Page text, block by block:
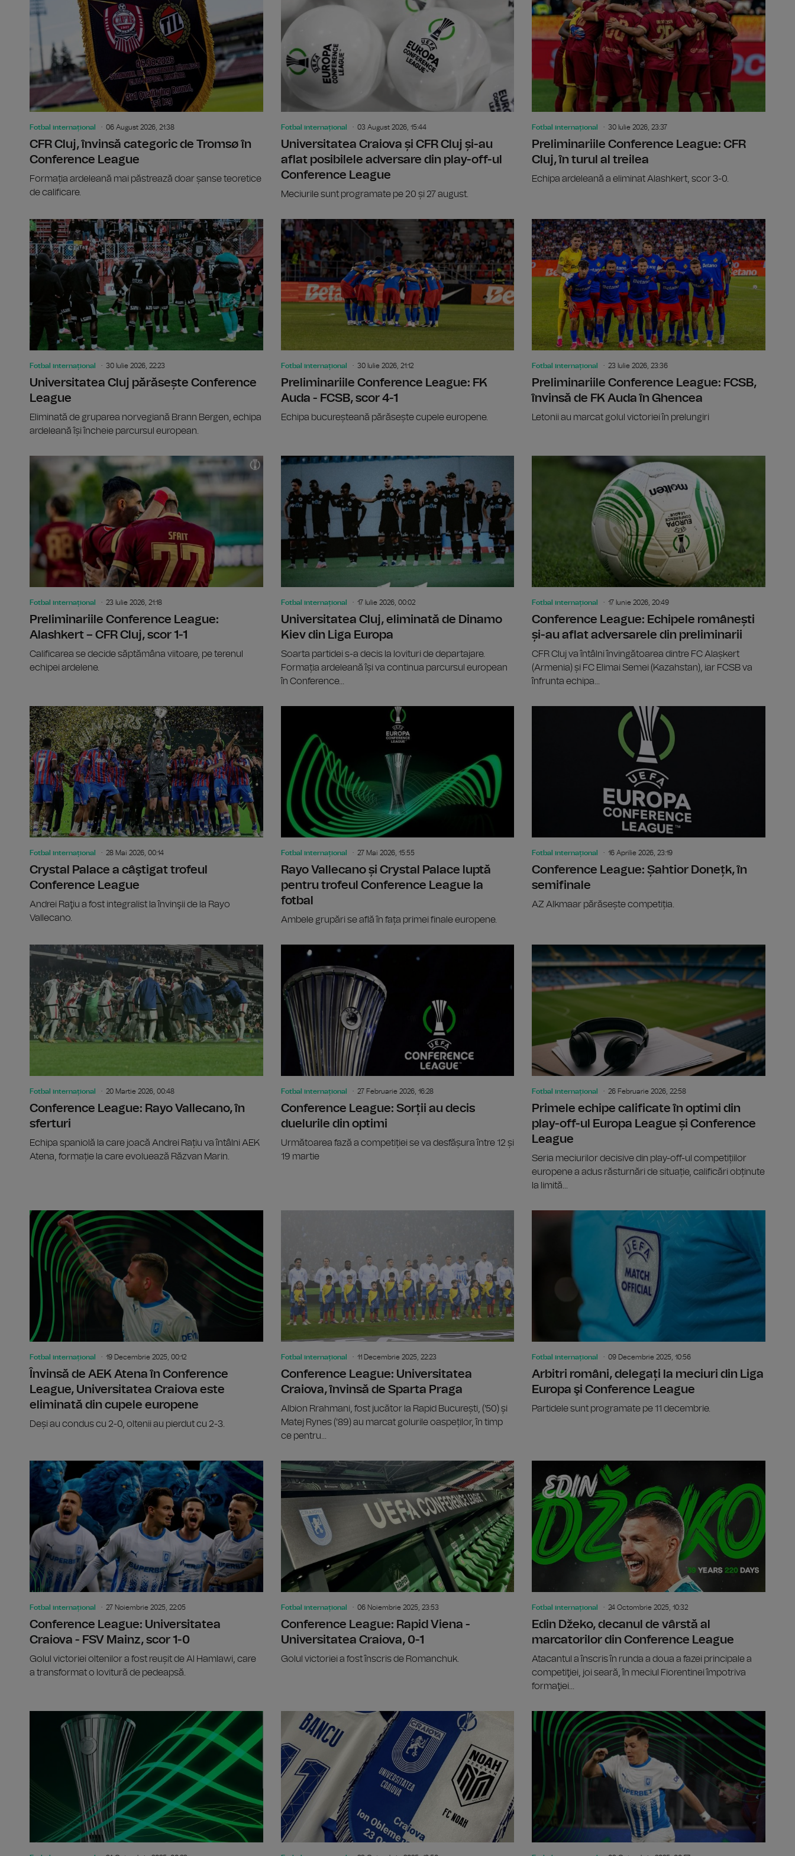
Fotbal internațional 06 August 2026, 21:38
CFR Cluj, învinsă categoric de Tromsø în
Conference League
Formația ardeleană mai păstrează doar șanse teoretice
de calificare.
Fotbal internațional 03 August 2026, 15:44
Universitatea Craiova și CFR Cluj și-au
aflat posibilele adversare din play-off-ul
Conference League
Meciurile sunt programate pe 20 și 27 august.
Fotbal internațional 30 Iulie 2026, 23:37
Preliminariile Conference League: CFR
Cluj, în turul al treilea
Echipa ardeleană a eliminat Alashkert, scor 3-0.
Fotbal internațional 30 Iulie 2026, 22:23
Universitatea Cluj părăsește Conference
League
Eliminată de gruparea norvegiană Brann Bergen, echipa
ardeleană își încheie parcursul european.
Universitatea Cluj părăsește Conference League
Fotbal internațional 30 Iulie 2026, 21:12
Preliminariile Conference League: FK
Auda - FCSB, scor 4-1
Echipa bucureșteană părăsește cupele europene.
Fotbal internațional 23 Iulie 2026, 23:36
Preliminariile Conference League: FCSB,
învinsă de FK Auda în Ghencea
Letonii au marcat golul victoriei în prelungiri
Fotbal internațional 23 Iulie 2026, 21:18
Preliminariile Conference League:
Alashkert – CFR Cluj, scor 1-1
Calificarea se decide săptămâna viitoare, pe terenul
echipei ardelene.
Preliminariile Conference League: Alashkert – CFR Cluj, scor 1-1
Fotbal internațional 17 Iulie 2026, 00:02
Universitatea Cluj, eliminată de Dinamo
Kiev din Liga Europa
Soarta partidei s-a decis la lovituri de departajare.
Formația ardeleană își va continua parcursul european
în Conference...
Fotbal internațional 17 Iunie 2026, 20:49
Conference League: Echipele românești
și-au aflat adversarele din preliminarii
CFR Cluj va întâlni învingătoarea dintre FC Alașkert
(Armenia) și FC Elimai Semei (Kazahstan), iar FCSB va
înfrunta echipa...
Fotbal internațional 28 Mai 2026, 00:14
Crystal Palace a câştigat trofeul
Conference League
Andrei Raţiu a fost integralist la învinşii de la Rayo
Vallecano.
Crystal Palace a câştigat trofeul Conference League
Fotbal internațional 27 Mai 2026, 15:55
Rayo Vallecano și Crystal Palace luptă
pentru trofeul Conference League la
fotbal
Ambele grupări se află în fața primei finale europene.
Fotbal internațional 16 Aprilie 2026, 23:19
Conference League: Șahtior Donețk, în
semifinale
AZ Alkmaar părăsește competiția.
Fotbal internațional 20 Martie 2026, 00:48
Conference League: Rayo Vallecano, în
sferturi
Echipa spaniolă la care joacă Andrei Rațiu va întâlni AEK
Atena, formație la care evoluează Răzvan Marin.
Conference League: Rayo Vallecano, în sferturi
Fotbal internațional 27 Februarie 2026, 16:28
Conference League: Sorții au decis
duelurile din optimi
Următoarea fază a competiției se va desfășura între 12 și
19 martie
Fotbal internațional 26 Februarie 2026, 22:58
Primele echipe calificate în optimi din
play-off-ul Europa League și Conference
League
Seria meciurilor decisive din play-off-ul competițiilor
europene a adus răsturnări de situație, calificări obținute
la limită...
Fotbal internațional 19 Decembrie 2025, 00:12
Învinsă de AEK Atena în Conference
League, Universitatea Craiova este
eliminată din cupele europene
Deși au condus cu 2-0, oltenii au pierdut cu 2-3.
Învinsă de AEK Atena în Conference League, Universitatea Craiova
Fotbal internațional 11 Decembrie 2025, 22:23
Conference League: Universitatea
Craiova, învinsă de Sparta Praga
Albion Rrahmani, fost jucător la Rapid București, ('50) și
Matej Rynes ('89) au marcat golurile oaspeților, în timp
ce pentru...
Fotbal internațional 09 Decembrie 2025, 10:56
Arbitri români, delegați la meciuri din Liga
Europa şi Conference League
Partidele sunt programate pe 11 decembrie.
Fotbal internațional 27 Noiembrie 2025, 22:05
Conference League: Universitatea
Craiova - FSV Mainz, scor 1-0
Golul victoriei oltenilor a fost reușit de Al Hamlawi, care
a transformat o lovitură de pedeapsă.
Conference League: Universitatea Craiova - FSV Mainz, scor 1-0
Fotbal internațional 06 Noiembrie 2025, 23:53
Conference League: Rapid Viena -
Universitatea Craiova, 0-1
Golul victoriei a fost înscris de Romanchuk.
Fotbal internațional 24 Octombrie 2025, 10:32
Edin Džeko, decanul de vârstă al
marcatorilor din Conference League
Atacantul a înscris în runda a doua a fazei principale a
competiţiei, joi seară, în meciul Fiorentinei împotriva
formaţiei...
Conference League: Universitatea Craiova - Noah, scor 1-1